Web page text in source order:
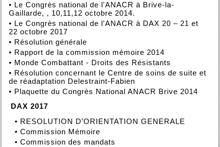
• Le Congrès national de l'ANACR à Brive-la-
Gaillarde, , 10,11,12 octobre 2014.
• Le Congrès national de l'ANACR à DAX 20 – 21 et
22 octobre 2017
• Résolution générale
• Rapport de la commission mémoire 2014
• Monde Combattant - Droits des Résistants
• Résolution concernant le Centre de soins de suite et
de réadaptation Delestraint-Fabien
• Plaquette du Congrès National ANACR Brive 2014
DAX 2017
• RESOLUTION D’ORIENTATION GENERALE
• Commission Mémoire
• Commission des mandats